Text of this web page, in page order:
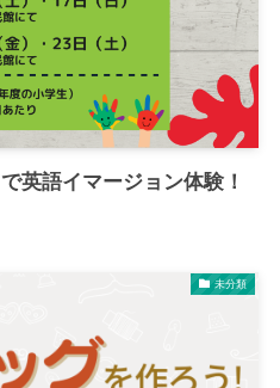
英語イマージョン体験！
未分類